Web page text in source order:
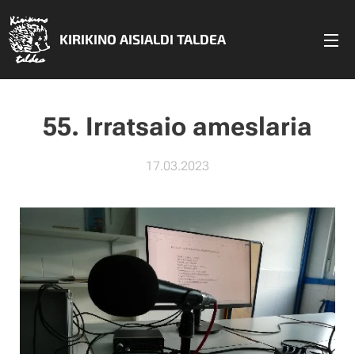
KIRIKINO AISIALDI TALDEA
55. Irratsaio ameslaria
17.03.2023